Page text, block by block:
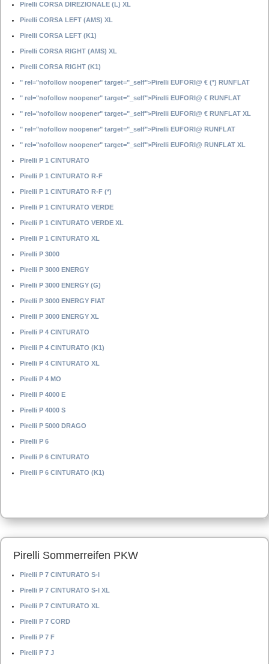
Pirelli CORSA DIREZIONALE (L) XL
Pirelli CORSA LEFT (AMS) XL
Pirelli CORSA LEFT (K1)
Pirelli CORSA RIGHT (AMS) XL
Pirelli CORSA RIGHT (K1)
" rel="nofollow noopener" target="_self">Pirelli EUFORI@ € (*) RUNFLAT
" rel="nofollow noopener" target="_self">Pirelli EUFORI@ € RUNFLAT
" rel="nofollow noopener" target="_self">Pirelli EUFORI@ € RUNFLAT XL
" rel="nofollow noopener" target="_self">Pirelli EUFORI@ RUNFLAT
" rel="nofollow noopener" target="_self">Pirelli EUFORI@ RUNFLAT XL
Pirelli P 1 CINTURATO
Pirelli P 1 CINTURATO R-F
Pirelli P 1 CINTURATO R-F (*)
Pirelli P 1 CINTURATO VERDE
Pirelli P 1 CINTURATO VERDE XL
Pirelli P 1 CINTURATO XL
Pirelli P 3000
Pirelli P 3000 ENERGY
Pirelli P 3000 ENERGY (G)
Pirelli P 3000 ENERGY FIAT
Pirelli P 3000 ENERGY XL
Pirelli P 4 CINTURATO
Pirelli P 4 CINTURATO (K1)
Pirelli P 4 CINTURATO XL
Pirelli P 4 MO
Pirelli P 4000 E
Pirelli P 4000 S
Pirelli P 5000 DRAGO
Pirelli P 6
Pirelli P 6 CINTURATO
Pirelli P 6 CINTURATO (K1)
Pirelli Sommerreifen PKW
Pirelli P 7 CINTURATO S-I
Pirelli P 7 CINTURATO S-I XL
Pirelli P 7 CINTURATO XL
Pirelli P 7 CORD
Pirelli P 7 F
Pirelli P 7 J